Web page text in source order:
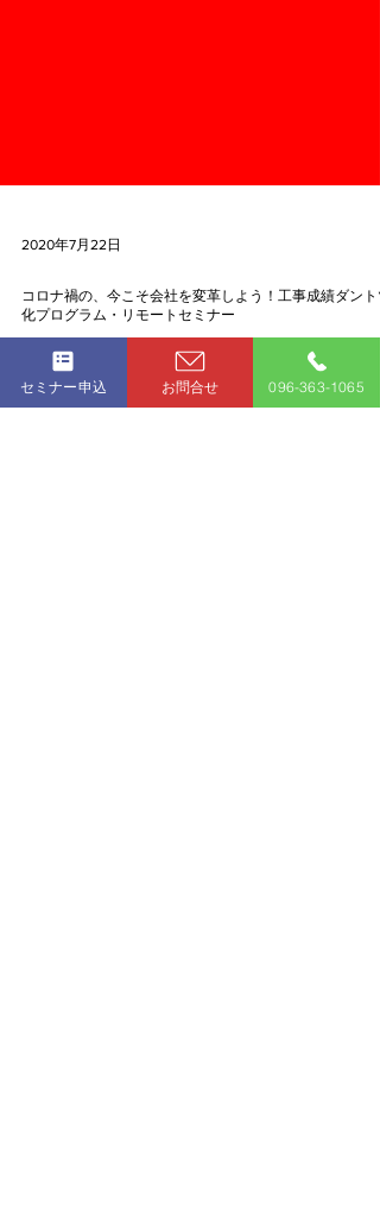
2020年7月22日
コロナ禍の、今こそ会社を変革しよう！工事成績ダント
化プログラム・リモートセミナー
セミナー申込 お問合せ 096-363-1065